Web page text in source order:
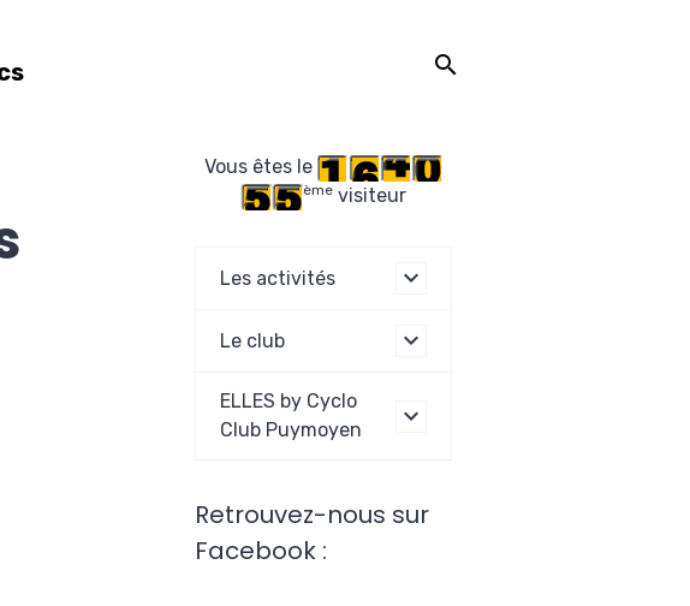
Vous êtes le
èmevisiteur
Les activités
Le club
ELLES by Cyclo
Club Puymoyen
Retrouvez-nous sur
Facebook :